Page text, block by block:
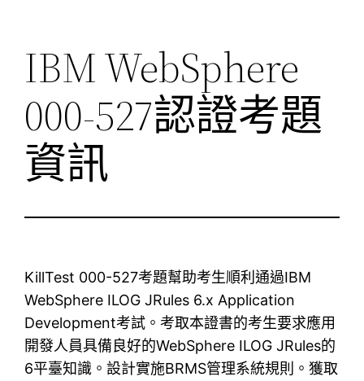
IBM WebSphere
000-527認證考題
資訊
KillTest 000-527考題幫助考生順利通過IBM
WebSphere ILOG JRules 6.x Application
Development考試。考取本證書的考生要求應用
開發人員具備良好的WebSphere ILOG JRules的
6平臺知識。設計實施BRMS管理系統規則。獲取